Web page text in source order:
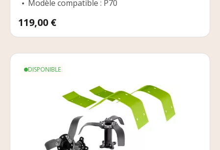
Modèle compatible : P70
Prix
119,00 €
DISPONIBLE